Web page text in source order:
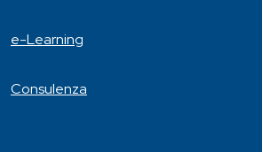
e-Learning
Consulenza